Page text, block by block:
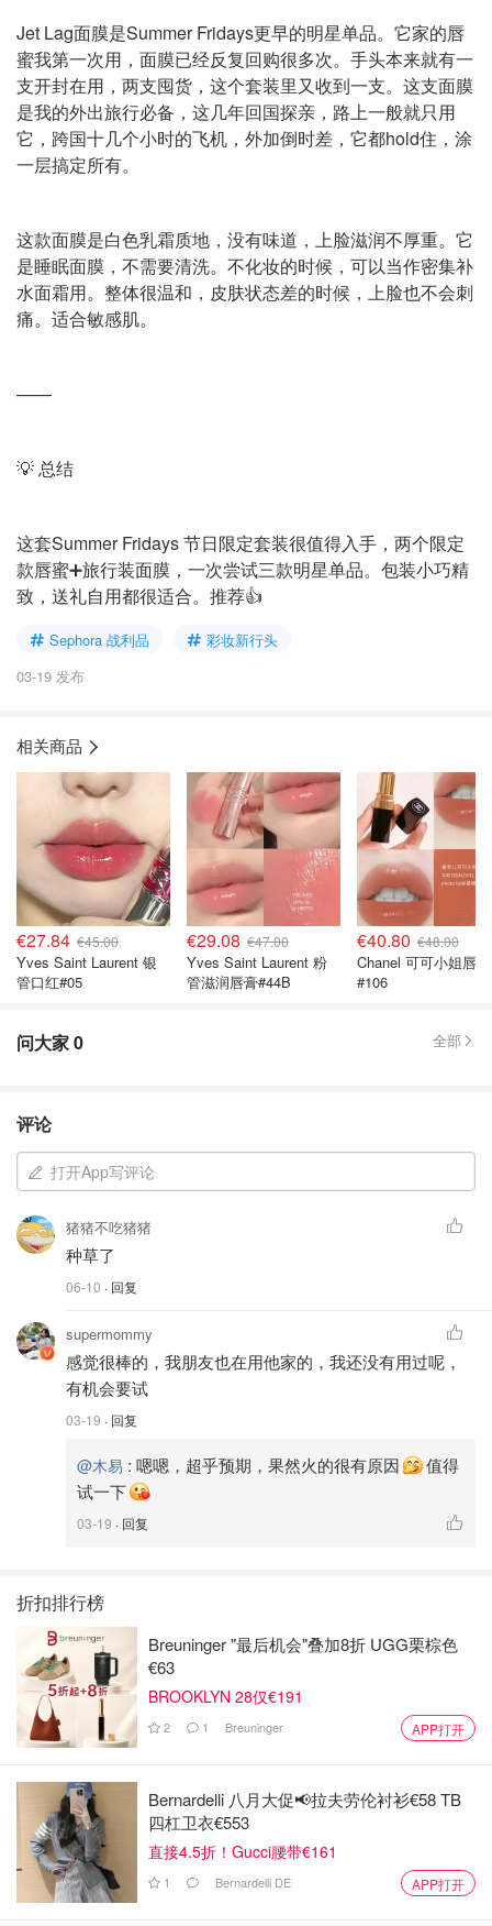
Jet Lag面膜是Summer Fridays更早的明星单品。它家的唇
蜜我第一次用，面膜已经反复回购很多次。手头本来就有一
支开封在用，两支囤货，这个套装里又收到一支。这支面膜
是我的外出旅行必备，这几年回国探亲，路上一般就只用
它，跨国十几个小时的飞机，外加倒时差，它都hold住，涂
一层搞定所有。
这款面膜是白色乳霜质地，没有味道，上脸滋润不厚重。它
是睡眠面膜，不需要清洗。不化妆的时候，可以当作密集补
水面霜用。整体很温和，皮肤状态差的时候，上脸也不会刺
痛。适合敏感肌。
——
💡 总结
这套Summer Fridays 节日限定套装很值得入手，两个限定
款唇蜜➕旅行装面膜，一次尝试三款明星单品。包装小巧精
致，送礼自用都很适合。推荐👍
Sephora 战利品
彩妆新行头
03-19 发布
相关商品
€27.84 €45.00
Yves Saint Laurent 银
管口红#05
€29.08 €47.00
Yves Saint Laurent 粉
管滋润唇膏#44B
€40.80 €48.00
Chanel 可可小姐唇膏
#106
问大家0 全部
评论
打开App写评论
猪猪不吃猪猪
种草了
06-10 · 回复
supermommy
感觉很棒的，我朋友也在用他家的，我还没有用过呢，
有机会要试
03-19 · 回复
@木易 : 嗯嗯，超乎预期，果然火的很有原因
值得
试一下
03-19 · 回复
折扣排行榜
Breuninger "最后机会"叠加8折 UGG栗棕色
€63
BROOKLYN 28仅€191
2 1 Breuninger APP打开
Bernardelli 八月大促📢拉夫劳伦衬衫€58 TB
四杠卫衣€553
直接4.5折！Gucci腰带€161
1 Bernardelli DE APP打开